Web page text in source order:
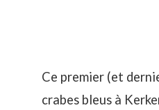
Ce premier (et
crabes bleus à